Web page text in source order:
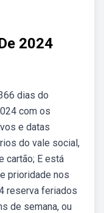
2024
dias do
com os
e datas
do vale social,
cartão; E está
prioridade nos
reserva feriados
de semana, ou